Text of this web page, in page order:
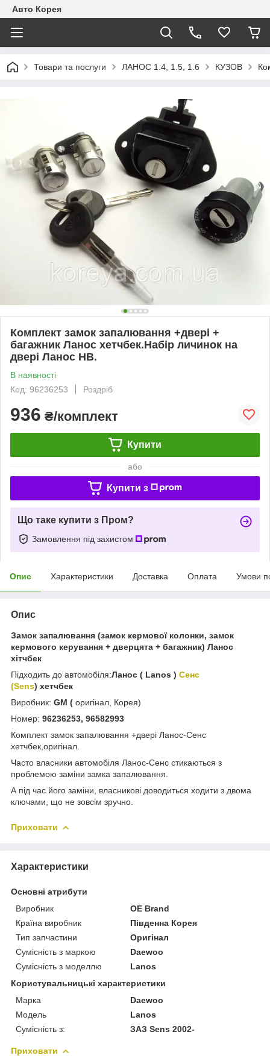
Авто Корея
Товари та послуги ЛАНОС 1.4, 1.5, 1.6 КУЗОВ
Комплект замок запалювання +двері +
багажник Ланос хетчбек.Набір личинок на
двері Ланос HB.
В наявності
Код: 96236253
Роздріб
936 ₴/комплект
Купити
або
Купити з
Що таке купити з Пром?
Замовлення під захистом
Опис Характеристики Доставка Оплата Умови
Опис
Замок запалювання (замок кермової колонки, замок
кермового керування + дверцята + багажник) Ланос
хітчбек
Підходить до автомобіля:Ланос ( Lanos ) Сенс
(Sens) хетчбек
Виробник: GM ( оригінал, Корея)
Номер: 96236253, 96582993
Комплект замок запалювання +двері Ланос-Сенс
хетчбек,оригінал.
Часто власники автомобіля Ланос-Сенс стикаються з
проблемою заміни замка запалювання.
А під час його заміни, власникові доводиться ходити з двома
ключами, що не зовсім зручно.
Приховати
Характеристики
Основні атрибути
Виробник
OE Brand
Країна виробник
Південна Корея
Тип запчастини
Оригінал
Сумісність з маркою
Daewoo
Сумісність з моделлю
Lanos
Користувальницькі характеристики
Марка
Daewoo
Модель
Lanos
Сумісність з:
ЗАЗ Sens 2002-
Приховати